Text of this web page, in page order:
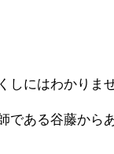
しにはわかりま
である谷藤から